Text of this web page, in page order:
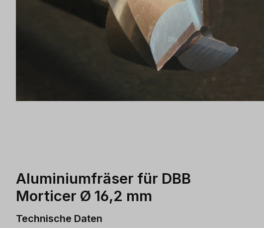
Aluminiumfräser für DBB
Morticer Ø 16,2 mm
Technische Daten